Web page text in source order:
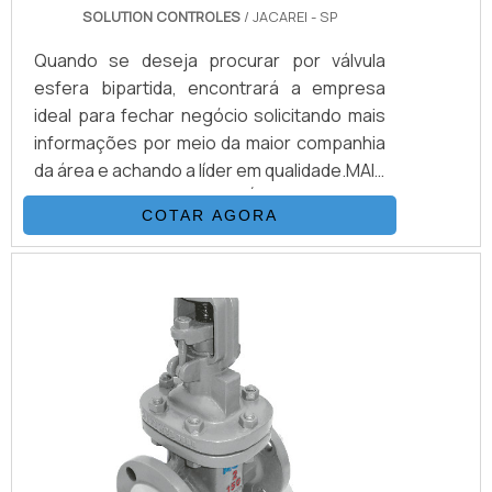
SOLUTION CONTROLES/ JACAREI - SP
Quando se deseja procurar por válvula
esfera bipartida, encontrará a empresa
ideal para fechar negócio solicitando mais
informações por meio da maior companhia
da área e achando a líder em qualidade.MAIS
DETALHES SOBRE A VÁLVULA ESFERA
BIPARTIDAQuem quer encontrar válvula
esfera bipartida em uma empresa
encontrar o site da Solution Controles. Na
companhia, é possível encontrar válvula
esfera e válvula guilhotina, disponibilizando
tudo que há de mais atual para garantir a
qualidade final para cada cliente.Não
obstante, quando falamos em válvula
esfera bipartida, é importante buscar uma
COTAR AGORA